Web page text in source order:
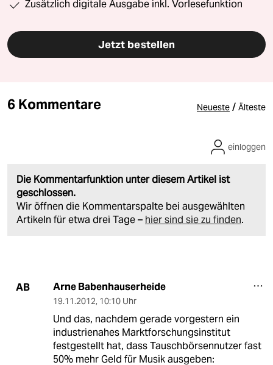
Zusätzlich digitale Ausgabe inkl. Vorlesefunktion
Jetzt bestellen
6 Kommentare Neueste / Älteste
Die Kommentarfunktion unter diesem Artikel ist
geschlossen.
Wir öffnen die Kommentarspalte bei ausgewählten
Artikeln für etwa drei Tage – hier sind sie zu finden.
einloggen
AB Arne Babenhauserheide
19.11.2012, 10:10 Uhr
Und das, nachdem gerade vorgestern ein
industrienahes Marktforschungsinstitut
festgestellt hat, dass Tauschbörsennutzer fast
50% mehr Geld für Musik ausgeben: